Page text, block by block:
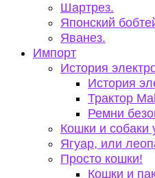
Шартрез.
Японский
Яванез.
Импорт
История
История
Трактор
Ремни
Кошки и
Ягуар, или
Просто кошки!
Кошки и